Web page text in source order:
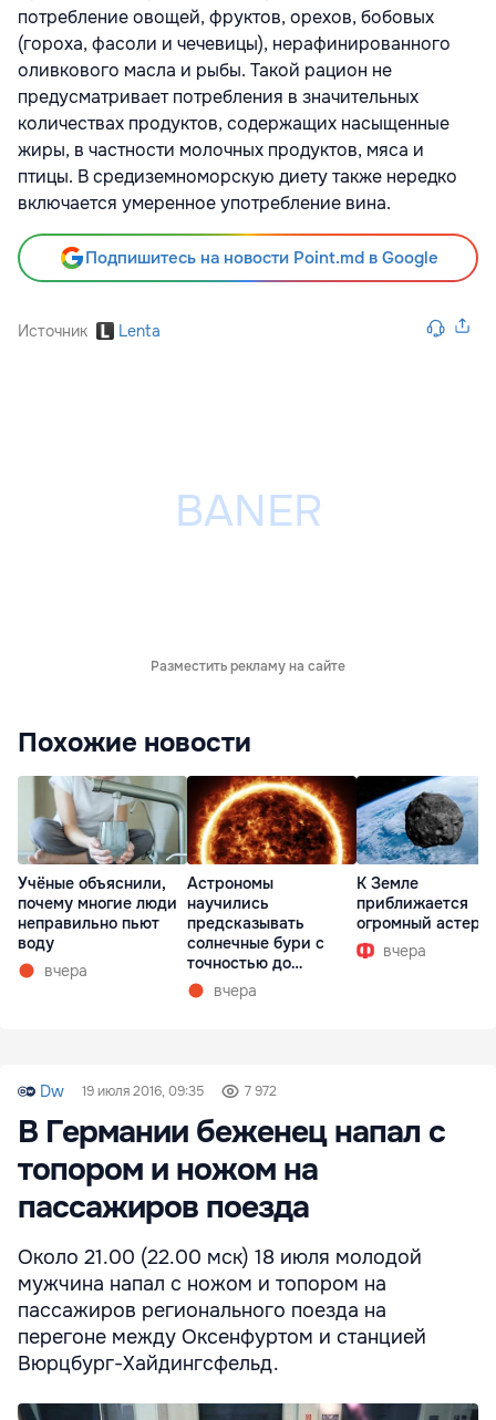
потребление овощей, фруктов, орехов, бобовых
(гороха, фасоли и чечевицы), нерафинированного
оливкового масла и рыбы. Такой рацион не
предусматривает потребления в значительных
количествах продуктов, содержащих насыщенные
жиры, в частности молочных продуктов, мяса и
птицы. В средиземноморскую диету также нередко
включается умеренное употребление вина.
Подпишитесь на новости Point.md в Google
Источник Lenta
Разместить рекламу на сайте
Похожие новости
Учёные объяснили,
почему многие люди
неправильно пьют
воду
вчера
Астрономы
научились
предсказывать
солнечные бури с
точностью до
получаса
вчера
К Земле
приближается
огромный
вчера
Dw 19 июля 2016, 09:35 7 972
В Германии беженец напал с
топором и ножом на
пассажиров поезда
Около 21.00 (22.00 мск) 18 июля молодой
мужчина напал с ножом и топором на
пассажиров регионального поезда на
перегоне между Оксенфуртом и станцией
Вюрцбург-Хайдингсфельд.